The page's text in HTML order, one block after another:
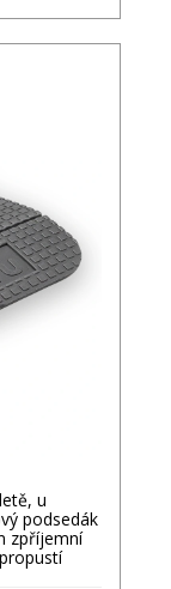
u
podsedák
zpříjemní